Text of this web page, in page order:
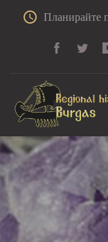
Планирайте